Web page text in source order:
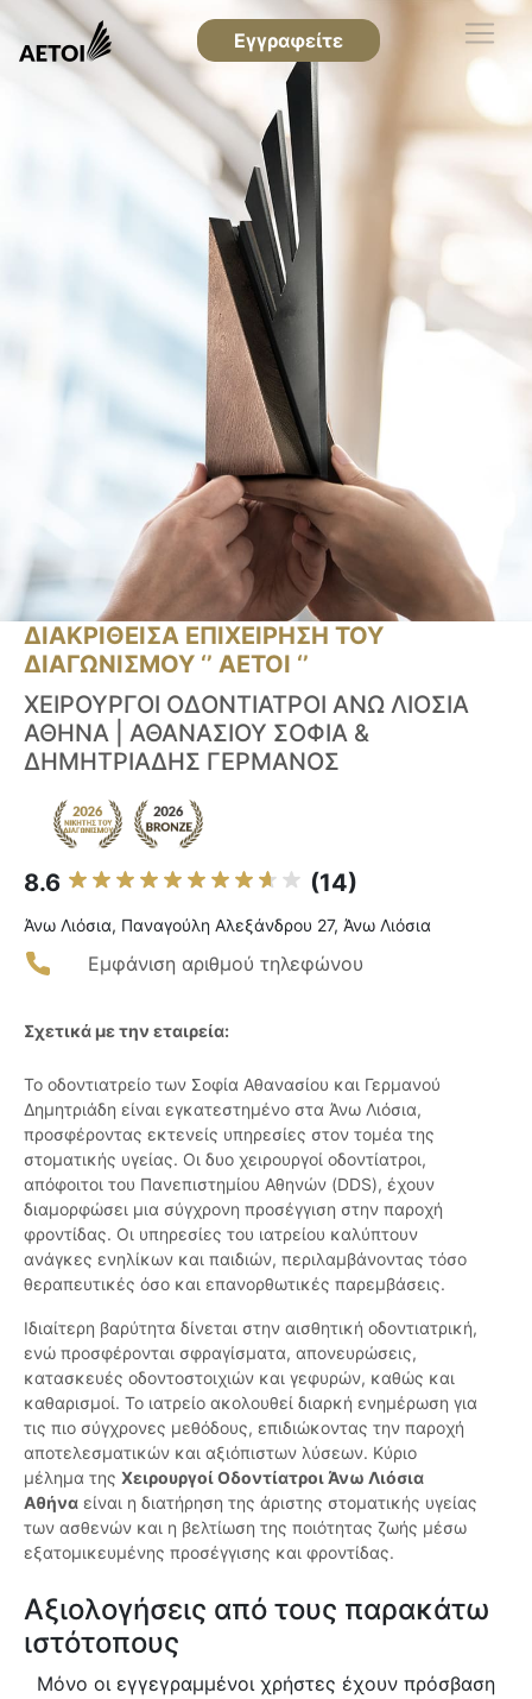
Εγγραφείτε
ΔΙΑΚΡΙΘΕΙΣΑ ΕΠΙΧΕΙΡΗΣΗ ΤΟΥ
ΔΙΑΓΩΝΙΣΜΟΥ ‘’ ΑΕΤΟΙ ‘’
ΧΕΙΡΟΥΡΓΟΙ ΟΔΟΝΤΙΑΤΡΟΙ ΑΝΩ ΛΙΟΣΙΑ
ΑΘΗΝΑ | ΑΘΑΝΑΣΙΟΥ ΣΟΦΙΑ &
ΔΗΜΗΤΡΙΑΔΗΣ ΓΕΡΜΑΝΟΣ
8.6 (14)
Άνω Λιόσια, Παναγούλη Αλεξάνδρου 27, Άνω Λιόσια
Εμφάνιση αριθμού τηλεφώνου
Σχετικά με την εταιρεία:
Το οδοντιατρείο των Σοφία Αθανασίου και Γερμανού
Δημητριάδη είναι εγκατεστημένο στα Άνω Λιόσια,
προσφέροντας εκτενείς υπηρεσίες στον τομέα της
στοματικής υγείας. Οι δυο χειρουργοί οδοντίατροι,
απόφοιτοι του Πανεπιστημίου Αθηνών (DDS), έχουν
διαμορφώσει μια σύγχρονη προσέγγιση στην παροχή
φροντίδας. Οι υπηρεσίες του ιατρείου καλύπτουν
ανάγκες ενηλίκων και παιδιών, περιλαμβάνοντας τόσο
θεραπευτικές όσο και επανορθωτικές παρεμβάσεις.
Ιδιαίτερη βαρύτητα δίνεται στην αισθητική οδοντιατρική,
ενώ προσφέρονται σφραγίσματα, απονευρώσεις,
κατασκευές οδοντοστοιχιών και γεφυρών, καθώς και
καθαρισμοί. Το ιατρείο ακολουθεί διαρκή ενημέρωση για
τις πιο σύγχρονες μεθόδους, επιδιώκοντας την παροχή
αποτελεσματικών και αξιόπιστων λύσεων. Κύριο
μέλημα της Χειρουργοί Οδοντίατροι Άνω Λιόσια
Αθήνα είναι η διατήρηση της άριστης στοματικής υγείας
των ασθενών και η βελτίωση της ποιότητας ζωής μέσω
εξατομικευμένης προσέγγισης και φροντίδας.
Αξιολογήσεις από τους παρακάτω
ιστότοπους
Μόνο οι εγγεγραμμένοι χρήστες έχουν πρόσβαση